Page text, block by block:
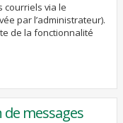
courriels via le
par l’administrateur).
de la fonctionnalité
messages